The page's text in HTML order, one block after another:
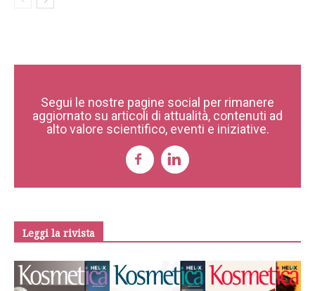
Segui le nostre pagine social per rimanere
aggiornato su articoli di attualità, contenuti ad
alto valore scientifico, eventi e iniziative.
Leggi la rivista